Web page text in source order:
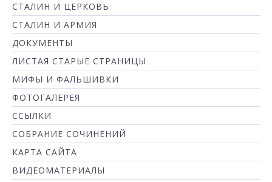
СТАЛИН И ЦЕРКОВЬ
СТАЛИН И АРМИЯ
ДОКУМЕНТЫ
ЛИСТАЯ СТАРЫЕ СТРАНИЦЫ
МИФЫ И ФАЛЬШИВКИ
ФОТОГАЛЕРЕЯ
ССЫЛКИ
СОБРАНИЕ СОЧИНЕНИЙ
КАРТА САЙТА
ВИДЕОМАТЕРИАЛЫ